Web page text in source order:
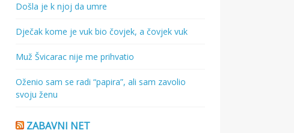
Došla je k njoj da umre
Dječak kome je vuk bio čovjek, a čovjek vuk
Muž Švicarac nije me prihvatio
Oženio sam se radi “papira”, ali sam zavolio
svoju ženu
ZABAVNI NET